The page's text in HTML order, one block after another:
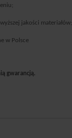
jakości materiałów;
w Polsce
gwarancją.